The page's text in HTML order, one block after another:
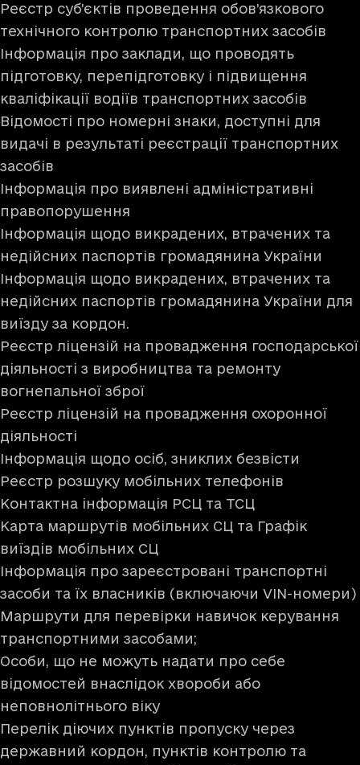
Реєстр суб’єктів проведення обов’язкового
технічного контролю транспортних засобів
Інформація про заклади, що проводять
підготовку, перепідготовку і підвищення
кваліфікації водіїв транспортних засобів
Відомості про номерні знаки, доступні для
видачі в результаті реєстрації транспортних
засобів
Інформація про виявлені адміністративні
правопорушення
Інформація щодо викрадених, втрачених та
недійсних паспортів громадянина України
Інформація щодо викрадених, втрачених та
недійсних паспортів громадянина України для
виїзду за кордон.
Реєстр ліцензій на провадження господарської
діяльності з виробництва та ремонту
вогнепальної зброї
Реєстр ліцензій на провадження охоронної
діяльності
Інформація щодо осіб, зниклих безвісти
Реєстр розшуку мобільних телефонів
Контактна інформація РСЦ та ТСЦ
Карта маршрутів мобільних СЦ та Графік
виїздів мобільних СЦ
Інформація про зареєстровані транспортні
засоби та їх власників (включаючи VIN-номери)
Маршрути для перевірки навичок керування
транспортними засобами;
Особи, що не можуть надати про себе
відомостей внаслідок хвороби або
неповнолітнього віку
Перелік діючих пунктів пропуску через
державний кордон, пунктів контролю та